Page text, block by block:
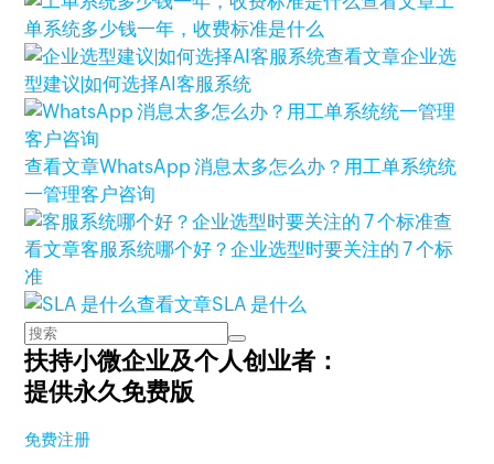
单系统多少钱一年，收费标准是什么
查看文章企业选
型建议|如何选择AI客服系统
查看文章WhatsApp 消息太多怎么办？用工单系统统
一管理客户咨询
查
看文章客服系统哪个好？企业选型时要关注的 7 个标
准
查看文章SLA 是什么
扶持小微企业及个人创业者：
提供永久免费版
免费注册